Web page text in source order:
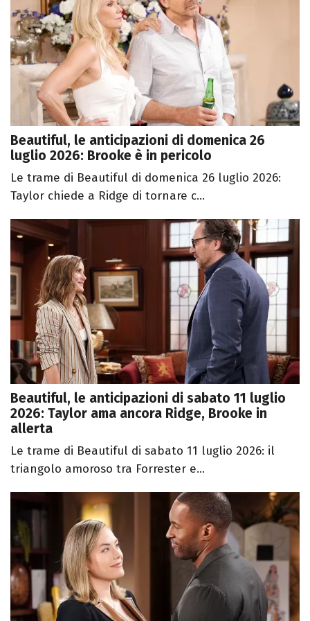
Beautiful, le anticipazioni di domenica 26
luglio 2026: Brooke è in pericolo
Le trame di Beautiful di domenica 26 luglio 2026:
Taylor chiede a Ridge di tornare c...
Beautiful, le anticipazioni di sabato 11 luglio
2026: Taylor ama ancora Ridge, Brooke in
allerta
Le trame di Beautiful di sabato 11 luglio 2026: il
triangolo amoroso tra Forrester e...